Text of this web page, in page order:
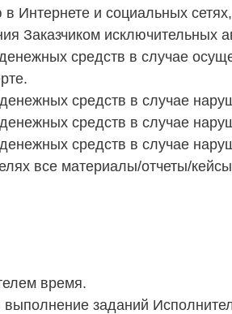
и социальных
Заказчиком исключительных
средств в случае
средств в случае
средств в случае
средств в случае
все материалы/отчеты/
время.
заданий